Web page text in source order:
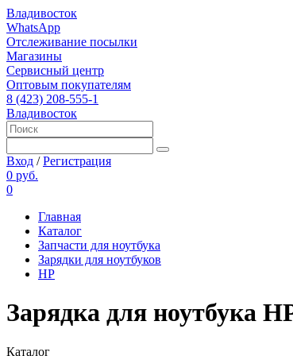
Владивосток
WhatsApp
Отслеживание посылки
Магазины
Сервисный центр
Оптовым покупателям
8 (423) 208-555-1
Владивосток
Вход /Регистрация
0 руб.
0
Главная
Каталог
Запчасти для ноутбука
Зарядки для ноутбуков
HP
Зарядка для ноутбука
Каталог